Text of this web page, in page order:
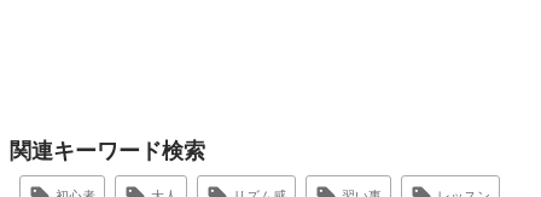
関連キーワード検索